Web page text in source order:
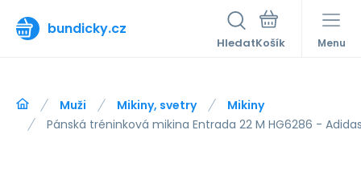
bundicky.cz
Hledat Menu
Muži Mikiny, svetry
Mikiny
Pánská tréninková mikina Entrada 22 M HG6286 -